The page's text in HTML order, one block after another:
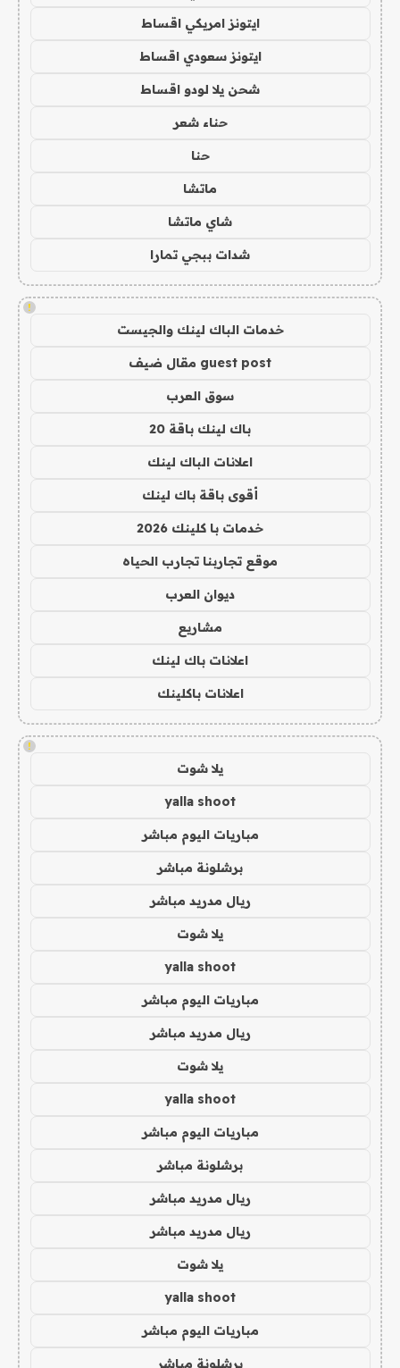
ايتونز امريكي اقساط
ايتونز سعودي اقساط
شحن يلا لودو اقساط
حناء شعر
حنا
ماتشا
شاي ماتشا
شدات ببجي تمارا
!
خدمات الباك لينك والجيست
guest post مقال ضيف
سوق العرب
باك لينك باقة 20
اعلانات الباك لينك
أقوى باقة باك لينك
خدمات با كلينك 2026
موقع تجاربنا تجارب الحياه
ديوان العرب
مشاريع
اعلانات باك لينك
اعلانات باكلينك
!
يلا شوت
yalla shoot
مباريات اليوم مباشر
برشلونة مباشر
ريال مدريد مباشر
يلا شوت
yalla shoot
مباريات اليوم مباشر
ريال مدريد مباشر
يلا شوت
yalla shoot
مباريات اليوم مباشر
برشلونة مباشر
ريال مدريد مباشر
ريال مدريد مباشر
يلا شوت
yalla shoot
مباريات اليوم مباشر
برشلونة مباشر